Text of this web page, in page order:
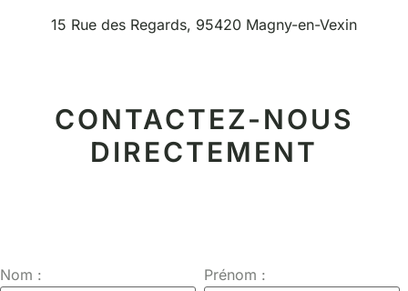
15 Rue des Regards, 95420 Magny-en-Vexin
CONTACTEZ-NOUS
DIRECTEMENT
Nom : Prénom :